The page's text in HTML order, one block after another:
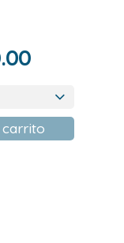
Rango
precios:
desde